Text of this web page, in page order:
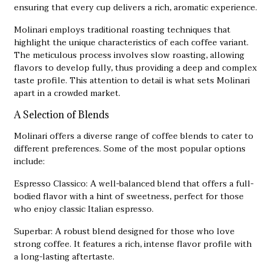
ensuring that every cup delivers a rich, aromatic experience.
Molinari employs traditional roasting techniques that
highlight the unique characteristics of each coffee variant.
The meticulous process involves slow roasting, allowing
flavors to develop fully, thus providing a deep and complex
taste profile. This attention to detail is what sets Molinari
apart in a crowded market.
A Selection of Blends
Molinari offers a diverse range of coffee blends to cater to
different preferences. Some of the most popular options
include:
Espresso Classico: A well-balanced blend that offers a full-
bodied flavor with a hint of sweetness, perfect for those
who enjoy classic Italian espresso.
Superbar: A robust blend designed for those who love
strong coffee. It features a rich, intense flavor profile with
a long-lasting aftertaste.